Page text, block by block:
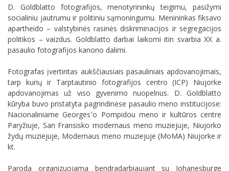
D. Goldblatto fotografijos, menotyrininkų teigimu, pasižymi
socialiniu jautrumu ir politiniu sąmoningumu. Menininkas fiksavo
apartheido – valstybinės rasinės diskriminacijos ir segregacijos
politikos – vaizdus. Goldblatto darbai laikomi itin svarbia XX a.
pasaulio fotografijos kanono dalimi.
Fotografas įvertintas aukščiausiais pasauliniais apdovanojimais,
tarp kurių ir Tarptautinio fotografijos centro (ICP) Niujorke
apdovanojimas už viso gyvenimo nuopelnus. D. Goldblatto
kūryba buvo pristatyta pagrindinėse pasaulio meno institucijose:
Nacionaliniame Georges՚o Pompidou meno ir kultūros centre
Paryžiuje, San Fransisko modernaus meno muziejuje, Niujorko
žydų muziejuje, Modernaus meno muziejuje (MoMA) Niujorke ir
kt.
Paroda organizuojama bendradarbiaujant su Johanesburge